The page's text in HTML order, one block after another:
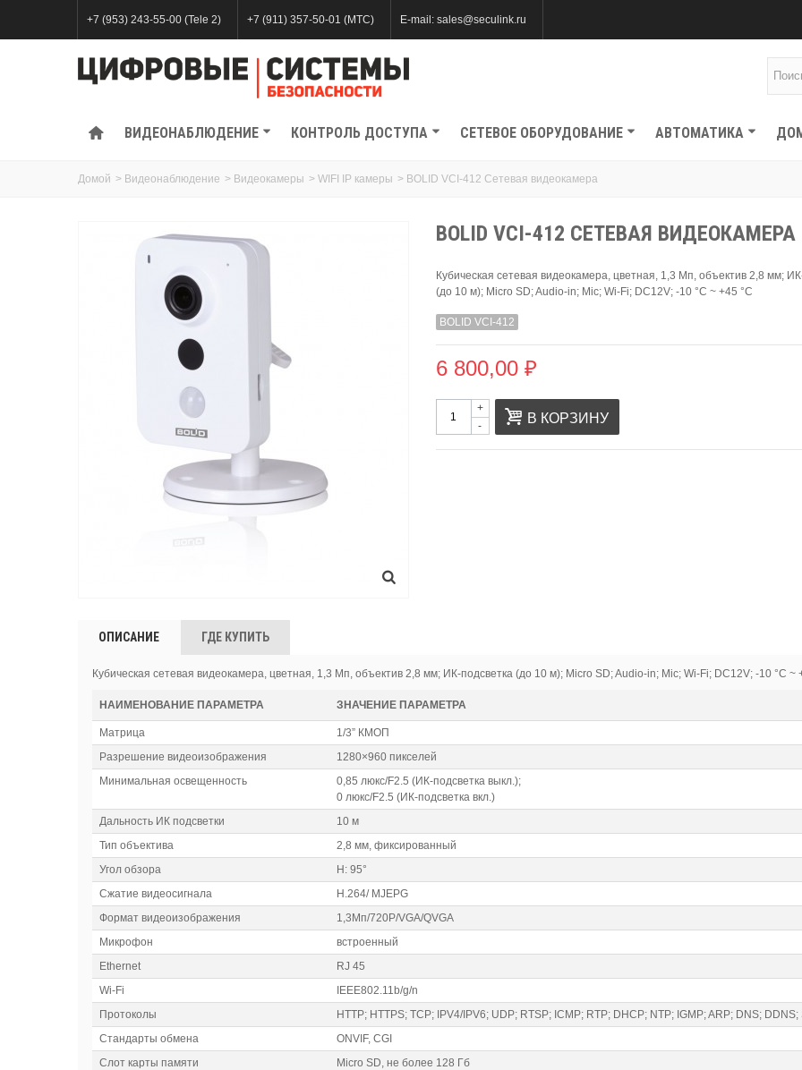
+7 (953) 243-55-00 (Tele 2) +7 (911) 357-50-01 (МТС) E-mail: sales@seculink.ru
ВИДЕОНАБЛЮДЕНИЕ КОНТРОЛЬ ДОСТУПА СЕТЕВОЕ ОБОРУДОВАНИЕ АВТОМАТИКА
Домой > Видеонаблюдение > Видеокамеры > WIFI IP камеры > BOLID VCI-412 Сетевая видеокамера
BOLID VCI-412 СЕТЕВАЯ ВИДЕОКАМЕРА
Кубическая сетевая видеокамера, цветная, 1,3 Мп, объектив 2,8 мм;
(до 10 м); Micro SD; Audio-in; Mic; Wi-Fi; DC12V; -10 °C ~ +45 °C
BOLID VCI-412
6 800,00 ₽
-
+
В КОРЗИНУ
ОПИСАНИЕ ГДЕ КУПИТЬ
Кубическая сетевая видеокамера, цветная, 1,3 Мп, объектив 2,8 мм; ИК-подсветка (до 10 м); Micro SD; Audio-in; Mic; Wi-Fi; DC12V; -10 °C ~
НАИМЕНОВАНИЕ ПАРАМЕТРА ЗНАЧЕНИЕ ПАРАМЕТРА
Матрица
1/3” КМОП
Разрешение видеоизображения
1280×960 пикселей
Минимальная освещенность
0,85 люкс/F2.5 (ИК-подсветка выкл.);
0 люкс/F2.5 (ИК-подсветка вкл.)
Дальность ИК подсветки
10 м
Тип объектива
2,8 мм, фиксированный
Угол обзора
Н: 95°
Сжатие видеосигнала
H.264/ MJEPG
Формат видеоизображения
1,3Mп/720P/VGA/QVGA
Микрофон
встроенный
Ethernet
RJ 45
Wi-Fi
IEEE802.11b/g/n
Протоколы
HTTP; HTTPS; TCP; IPV4/IPV6; UDP; RTSP; ICMP; RTP; DHCP; NTP; IGMP; ARP; DNS;
Стандарты обмена
ONVIF, CGI
Слот карты памяти
Micro SD, не более 128 Гб